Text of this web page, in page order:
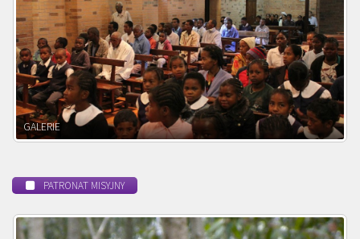
POWOŁANIE MISYJNE
PATRONAT MISYJNY